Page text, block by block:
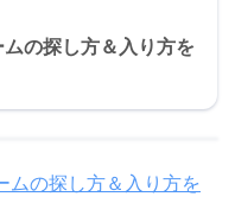
ムの探し方＆入り方を
ムの探し方＆入り方を